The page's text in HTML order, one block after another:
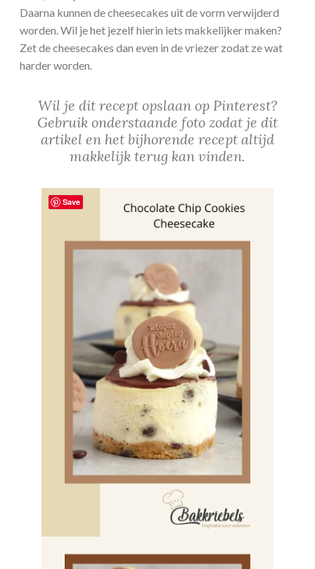
Daarna kunnen de cheesecakes uit de vorm verwijderd
worden. Wil je het jezelf hierin iets makkelijker maken?
Zet de cheesecakes dan even in de vriezer zodat ze wat
harder worden.
Wil je dit recept opslaan op Pinterest?
Gebruik onderstaande foto zodat je dit
artikel en het bijhorende recept altijd
makkelijk terug kan vinden.
Save